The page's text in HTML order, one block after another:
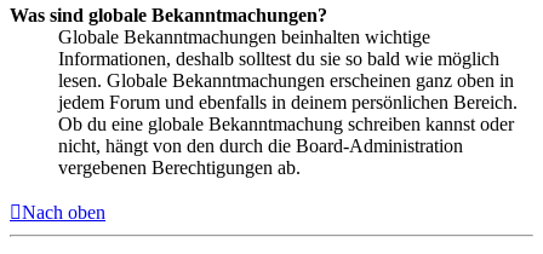
Was sind globale Bekanntmachungen?
Globale Bekanntmachungen beinhalten wichtige
Informationen, deshalb solltest du sie so bald wie möglich
lesen. Globale Bekanntmachungen erscheinen ganz oben in
jedem Forum und ebenfalls in deinem persönlichen Bereich.
Ob du eine globale Bekanntmachung schreiben kannst oder
nicht, hängt von den durch die Board-Administration
vergebenen Berechtigungen ab.
Nach oben